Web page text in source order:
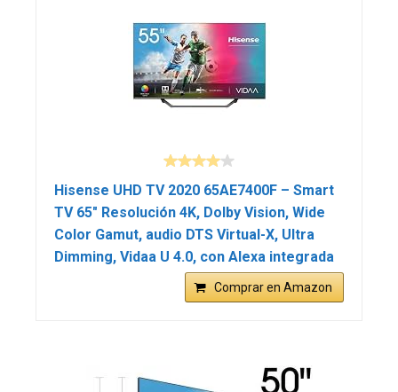
Hisense UHD TV 2020 65AE7400F – Smart
TV 65″ Resolución 4K, Dolby Vision, Wide
Color Gamut, audio DTS Virtual-X, Ultra
Dimming, Vidaa U 4.0, con Alexa integrada
Comprar en Amazon